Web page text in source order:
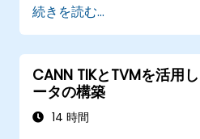
続きを読む...
CANN TIKとTVMを活用
ータの構築
14 時間